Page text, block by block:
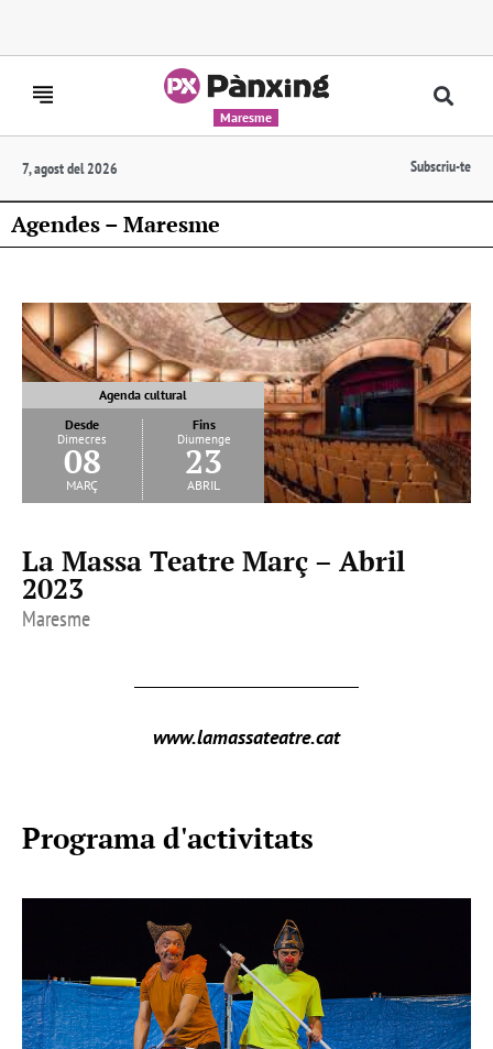
Maresme
7, agost del 2026 Subscriu-te
Agendes – Maresme
Agenda cultural
Desde
Dimecres
08
març
Fins
Diumenge
23
abril
La Massa Teatre Març – Abril
2023
Maresme
www.lamassateatre.cat
Programa d'activitats